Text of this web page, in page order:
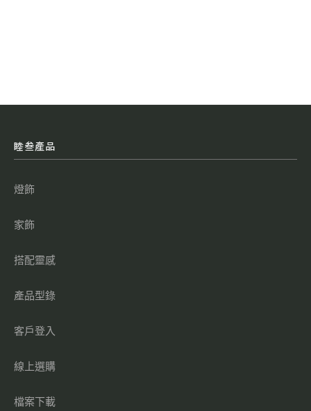
睦叁產品
燈飾
家飾
搭配靈感
產品型錄
客戶登入
線上選購
檔案下載